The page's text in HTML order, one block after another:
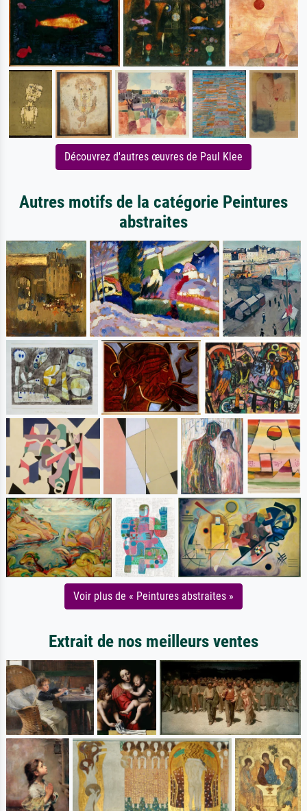
Découvrez d'autres œuvres de Paul Klee
Autres motifs de la catégorie Peintures
abstraites
Voir plus de « Peintures abstraites »
Extrait de nos meilleurs ventes